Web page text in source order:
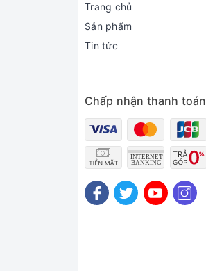
Trang chủ
Sản phẩm
Tin tức
Chấp nhận thanh toán